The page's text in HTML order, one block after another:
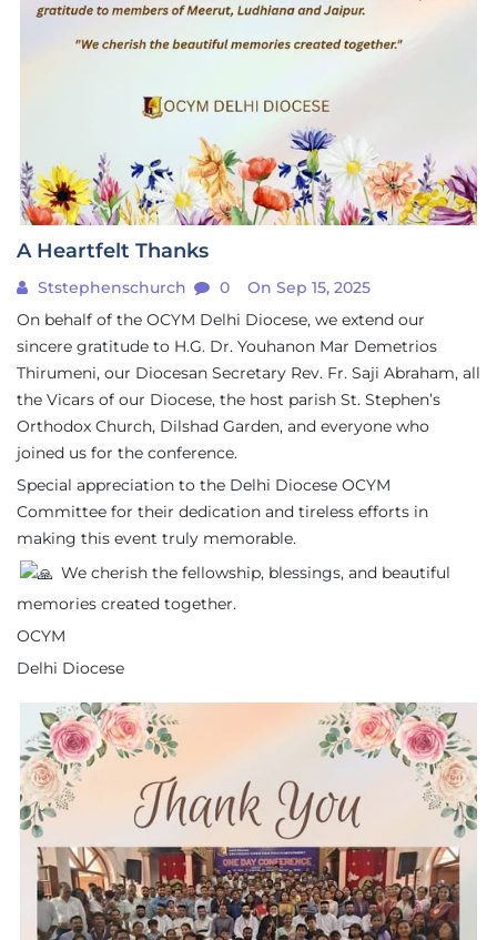
A Heartfelt Thanks
Ststephenschurch 0
On Sep 15, 2025
On behalf of the OCYM Delhi Diocese, we extend our
sincere gratitude to H.G. Dr. Youhanon Mar Demetrios
Thirumeni, our Diocesan Secretary Rev. Fr. Saji Abraham, all
the Vicars of our Diocese, the host parish St. Stephen’s
Orthodox Church, Dilshad Garden, and everyone who
joined us for the conference.
Special appreciation to the Delhi Diocese OCYM
Committee for their dedication and tireless efforts in
making this event truly memorable.
We cherish the fellowship, blessings, and beautiful
memories created together.
OCYM
Delhi Diocese